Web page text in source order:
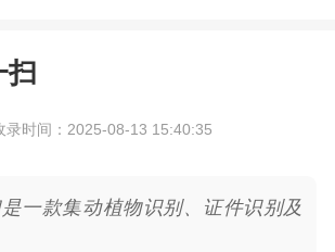
扫
录时间：2025-08-13 15:40:35
一款集动植物识别、证件识别及